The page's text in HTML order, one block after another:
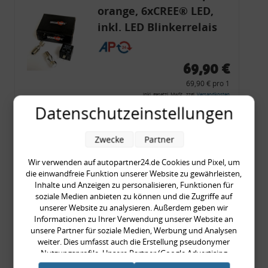
orange, 6xCREE® LED,
inkl. LED Blinkerrelais
CF 14
69,90 €
69,90 € pro 1
inkl. gesetzl. MwSt., zzgl.Versandkosten
Merkzettel
Zum Artikel
Rückleuchtenband mit
Blinker, rot, US-Ecken,
Audi 80 Cabrio, Typ 89,
OE-Nr.: 8G0945225 +
8G0945225C
999,99 €
Datenschutzeinstellungen
Wir verwenden auf autopartner24.de Cookies und Pixel, um
die einwandfreie Funktion unserer Website zu gewährleisten,
Inhalte und Anzeigen zu personalisieren, Funktionen für
soziale Medien anbieten zu können und die Zugriffe auf
unserer Website zu analysieren. Außerdem geben wir
Informationen zu Ihrer Verwendung unserer Website an
unsere Partner für soziale Medien, Werbung und Analysen
weiter. Dies umfasst auch die Erstellung pseudonymer
Nutzungsprofile. Unsere Partner (Google Advertising
Products) führen diese Informationen möglicherweise mit
Zwecke Partner